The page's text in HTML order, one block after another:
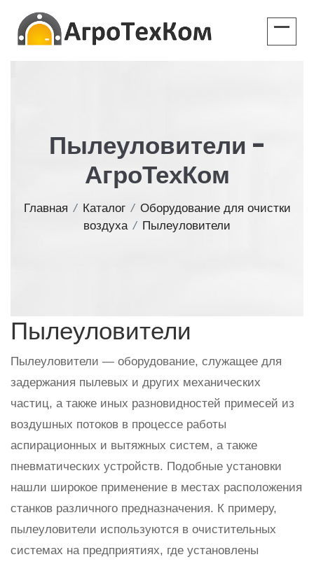
Пылеуловители -
АгроТехКом
Главная / Каталог / Оборудование для очистки
воздуха / Пылеуловители
Пылеуловители
Пылеуловители — оборудование, служащее для
задержания пылевых и других механических
частиц, а также иных разновидностей примесей из
воздушных потоков в процессе работы
аспирационных и вытяжных систем, а также
пневматических устройств. Подобные установки
нашли широкое применение в местах расположения
станков различного предназначения. К примеру,
пылеуловители используются в очистительных
системах на предприятиях, где установлены